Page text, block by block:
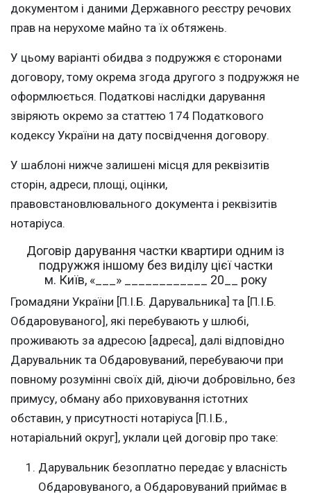
документом і даними Державного реєстру речових
прав на нерухоме майно та їх обтяжень.
У цьому варіанті обидва з подружжя є сторонами
договору, тому окрема згода другого з подружжя не
оформлюється. Податкові наслідки дарування
звіряють окремо за статтею 174 Податкового
кодексу України на дату посвідчення договору.
У шаблоні нижче залишені місця для реквізитів
сторін, адреси, площі, оцінки,
правовстановлювального документа і реквізитів
нотаріуса.
Договір дарування частки квартири одним із
подружжя іншому без виділу цієї частки
м. Київ, «___» ____________ 20__ року
Громадяни України [П.І.Б. Дарувальника] та [П.І.Б.
Обдаровуваного], які перебувають у шлюбі,
проживають за адресою [адреса], далі відповідно
Дарувальник та Обдаровуваний, перебуваючи при
повному розумінні своїх дій, діючи добровільно, без
примусу, обману або приховування істотних
обставин, у присутності нотаріуса [П.І.Б.,
нотаріальний округ], уклали цей договір про таке:
Дарувальник безоплатно передає у власність
Обдаровуваного, а Обдаровуваний приймає в